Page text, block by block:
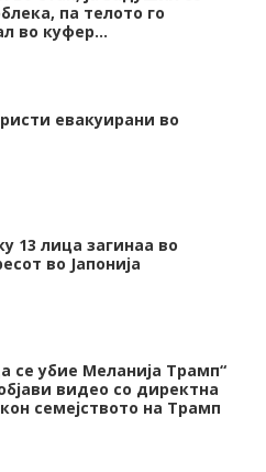
па телото го
во куфер…
евакуирани во
13 лица загинаа во
во Јапонија
се убие Меланија Трамп“
видео со директна
семејството на Трамп